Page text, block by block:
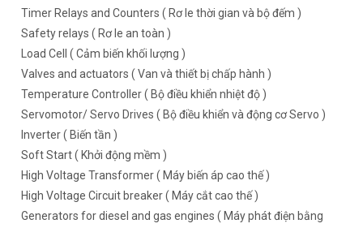
Timer Relays and Counters ( Rơ le thời gian và bộ đếm )
Safety relays ( Rơ le an toàn )
Load Cell ( Cảm biến khối lượng )
Valves and actuators ( Van và thiết bị chấp hành )
Temperature Controller ( Bộ điều khiển nhiệt độ )
Servomotor/ Servo Drives ( Bộ điều khiển và động cơ Servo )
Inverter ( Biến tần )
Soft Start ( Khởi động mềm )
High Voltage Transformer ( Máy biến áp cao thế )
High Voltage Circuit breaker ( Máy cắt cao thế )
Generators for diesel and gas engines ( Máy phát điện bằng